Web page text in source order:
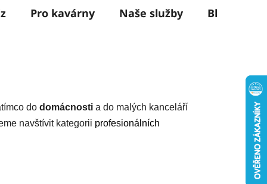
KOŠÍK
Pro kavárny Naše služby Blog
do domácnosti a do malých kanceláří
navštívit kategorii profesionálních